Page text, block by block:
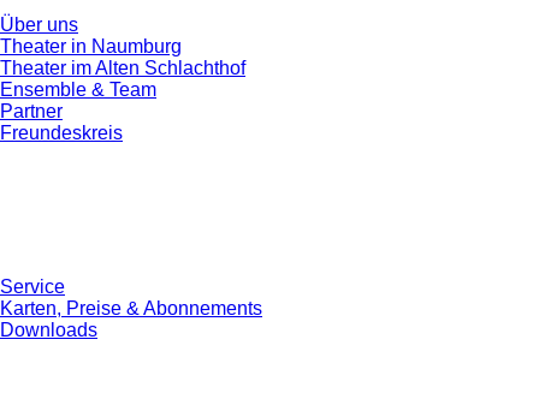
Über uns
Theater in Naumburg
Theater im Alten Schlachthof
Ensemble & Team
Partner
Freundeskreis
Service
Karten, Preise & Abonnements
Downloads